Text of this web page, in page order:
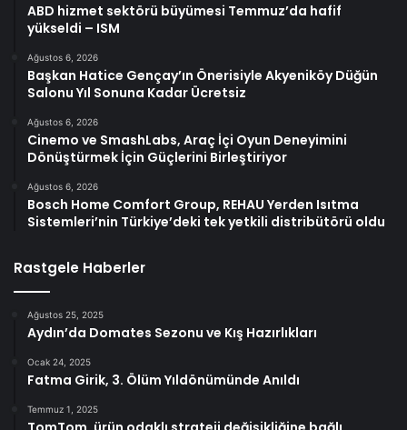
ABD hizmet sektörü büyümesi Temmuz’da hafif
yükseldi – ISM
Ağustos 6, 2026
Başkan Hatice Gençay’ın Önerisiyle Akyeniköy Düğün
Salonu Yıl Sonuna Kadar Ücretsiz
Ağustos 6, 2026
Cinemo ve SmashLabs, Araç İçi Oyun Deneyimini
Dönüştürmek İçin Güçlerini Birleştiriyor
Ağustos 6, 2026
Bosch Home Comfort Group, REHAU Yerden Isıtma
Sistemleri’nin Türkiye’deki tek yetkili distribütörü oldu
Rastgele Haberler
Ağustos 25, 2025
Aydın’da Domates Sezonu ve Kış Hazırlıkları
Ocak 24, 2025
Fatma Girik, 3. Ölüm Yıldönümünde Anıldı
Temmuz 1, 2025